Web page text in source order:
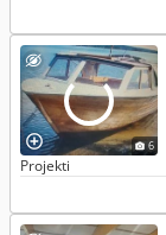
6
Projekti